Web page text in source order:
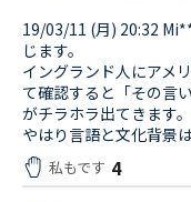
19/03/11 (月) 20:32
じます。
イングランド人にアメ
て確認すると「その言
がチラホラ出てきます。
やはり言語と文化背景
私もです 4